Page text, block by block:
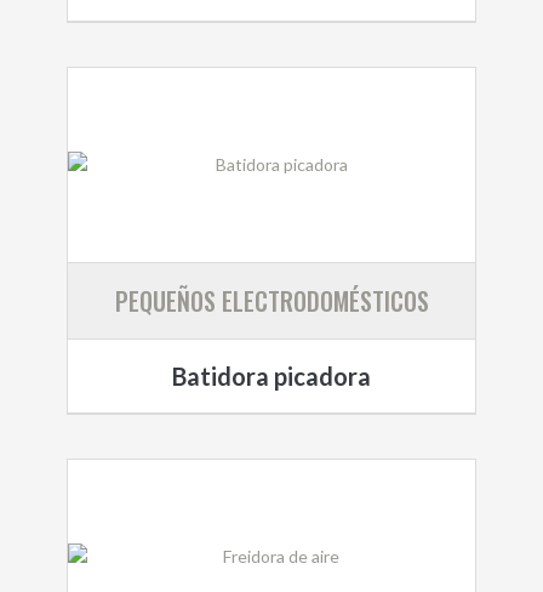
PEQUEÑOS ELECTRODOMÉSTICOS
Batidora picadora